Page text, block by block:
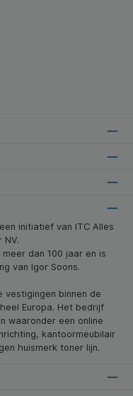
initiatief van ITC Alles
NV.
dan 100 jaar en is
van Igor Soons.
vestigingen binnen de
Europa. Het bedrijf
waaronder een online
kantoormeubilair
huismerk toner lijn.